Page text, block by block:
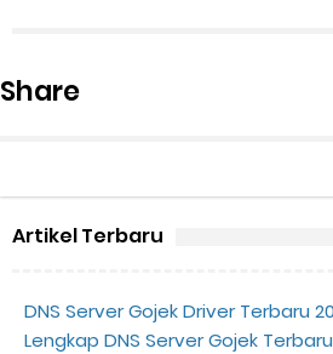
Share
Artikel Terbaru
DNS Server Gojek Driver Terbaru
Lengkap DNS Server Gojek